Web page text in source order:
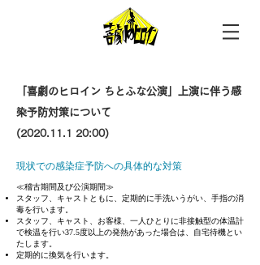
「喜劇のヒロイン ちとふな公演」上演に伴う感
染予防対策について
(2020.11.1 20:00)
現状での感染症予防への具体的な対策
≪稽古期間及び公演期間≫
スタッフ、キャストともに、定期的に手洗いうがい、手指の消
毒を行います。
スタッフ、キャスト、お客様、一人ひとりに非接触型の体温計
で検温を行い37.5度以上の発熱があった場合は、自宅待機とい
たします。
定期的に換気を行います。